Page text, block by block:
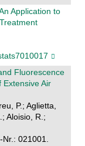
Application to
Fluorescence
Air
P.; Aglietta,
Aloisio, R.;
021001.